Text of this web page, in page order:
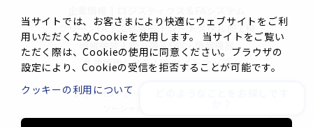
クリーンFA | 工作機械 | シートメタル加工機
繊維機械
| 複合機＆FAX・情報機器
生産管理システム | サイトマップ
プライバシーポリシー
当サイトでは、お客さまにより快適にウェブサイトをご利
用いただくためCookieを使用します。 当サイトをご覧い
ただく際は、Cookieの使用に同意ください。ブラウザの
設定により、Cookieの受信を拒否することが可能です。
クッキーの利用について